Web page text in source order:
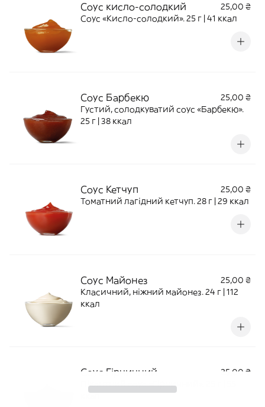
Соус кисло-солодкий
25,00 ₴
Соус «Кисло-солодкий». 25 г | 41 ккал
Соус Барбекю
25,00 ₴
Густий, солодкуватий соус «Барбекю».
25 г | 38 ккал
Соус Кетчуп
25,00 ₴
Томатний лагідний кетчуп. 28 г | 29 ккал
Соус Майонез
25,00 ₴
Класичний, ніжний майонез. 24 г | 112
ккал
Соус Гiрчичний
25,00 ₴
Пікантний соус «Гірчичний». 25 г | 55
ккал